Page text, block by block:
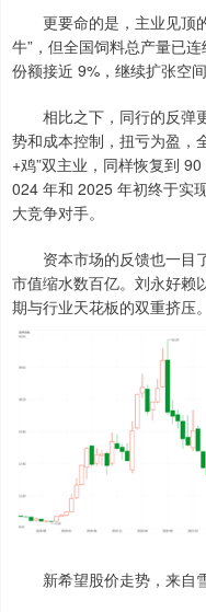
更要命的是，主业见顶的
牛”，但全国饲料总产量已
份额接近 9%，继续扩张空间
相比之下，同行的反弹
势和成本控制，扭亏为盈，
+鸡”双主业，同样恢复到
024 年和 2025 年初终于实
大竞争对手。
资本市场的反馈也一目了
市值缩水数百亿。刘永好赖
期与行业天花板的双重挤压。
新希望股价走势，来自